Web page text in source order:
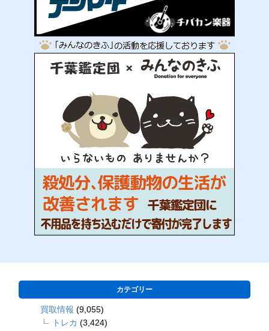
カテゴリー
買取情報 (9,055)
トレカ (3,424)